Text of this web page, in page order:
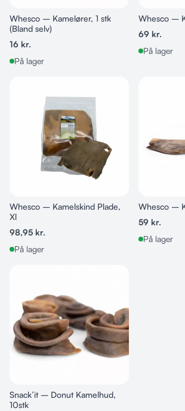
Whesco – Kamelører, 1 stk
(Bland selv)
16 kr.
På lager
Whesco –
69 kr.
På lager
Whesco – Kamelskind Plade,
Xl
98,95 kr.
På lager
Whesco –
59 kr.
På lager
Snack’it – Donut Kamelhud,
10stk